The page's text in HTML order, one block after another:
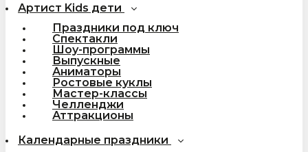
Артист Kids дети
Праздники под ключ
Спектакли
Шоу-программы
Выпускные
Аниматоры
Ростовые куклы
Мастер-классы
Челленджи
Аттракционы
Календарные праздники